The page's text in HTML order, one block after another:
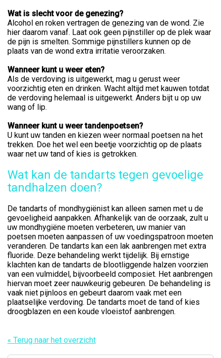
Wat is slecht voor de genezing?
Alcohol en roken vertragen de genezing van de wond. Zie
hier daarom vanaf. Laat ook geen pijnstiller op de plek waar
de pijn is smelten. Sommige pijnstillers kunnen op de
plaats van de wond extra irritatie veroorzaken.
Wanneer kunt u weer eten?
Als de verdoving is uitgewerkt, mag u gerust weer
voorzichtig eten en drinken. Wacht altijd met kauwen totdat
de verdoving helemaal is uitgewerkt. Anders bijt u op uw
wang of lip.
Wanneer kunt u weer tandenpoetsen?
U kunt uw tanden en kiezen weer normaal poetsen na het
trekken. Doe het wel een beetje voorzichtig op de plaats
waar net uw tand of kies is getrokken.
Wat kan de tandarts tegen gevoelige
tandhalzen doen?
De tandarts of mondhygiënist kan alleen samen met u de
gevoeligheid aanpakken. Afhankelijk van de oorzaak, zult u
uw mondhygiëne moeten verbeteren, uw manier van
poetsen moeten aanpassen of uw voedingspatroon moeten
veranderen. De tandarts kan een lak aanbrengen met extra
fluoride. Deze behandeling werkt tijdelijk. Bij ernstige
klachten kan de tandarts de blootliggende halzen voorzien
van een vulmiddel, bijvoorbeeld composiet. Het aanbrengen
hiervan moet zeer nauwkeurig gebeuren. De behandeling is
vaak niet pijnloos en gebeurt daarom vaak met een
plaatselijke verdoving. De tandarts moet de tand of kies
droogblazen en een koude vloeistof aanbrengen.
« Terug naar het overzicht